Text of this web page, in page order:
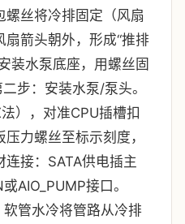
螺丝将冷排固定（风扇
箭头朝外，形成“推排
装水泵底座，用螺丝固
步：安装水泵/泵头。
），对准CPU插槽扣
力螺丝至标示刻度，
接：SATA供电插主
AIO_PUMP接口。
管水冷将管路从冷排